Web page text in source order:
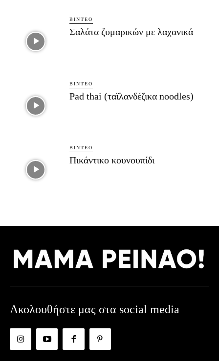
ΒΊΝΤΕΟ
Σαλάτα ζυμαρικών με λαχανικά
ΒΊΝΤΕΟ
Pad thai (ταϊλανδέζικα noodles)
ΒΊΝΤΕΟ
Πικάντικο κουνουπίδι
Ακολουθήστε μας στα social media